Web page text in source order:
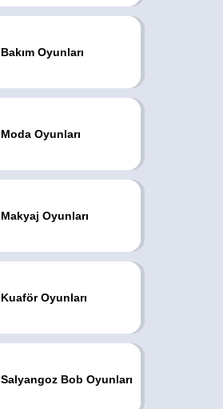
Bakım Oyunları
Moda Oyunları
Makyaj Oyunları
Kuaför Oyunları
Salyangoz Bob Oyunları